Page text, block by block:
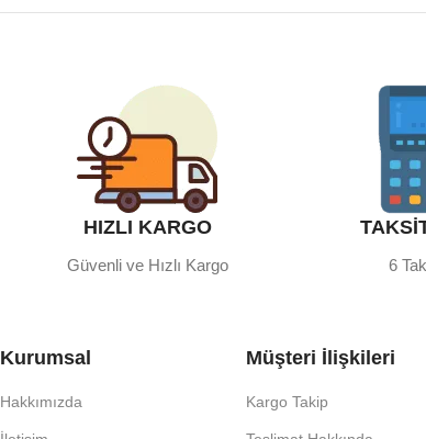
HIZLI KARGO
Güvenli ve Hızlı Kargo 6
Kurumsal
Hakkımızda
Müşteri İlişkileri
Kargo Takip